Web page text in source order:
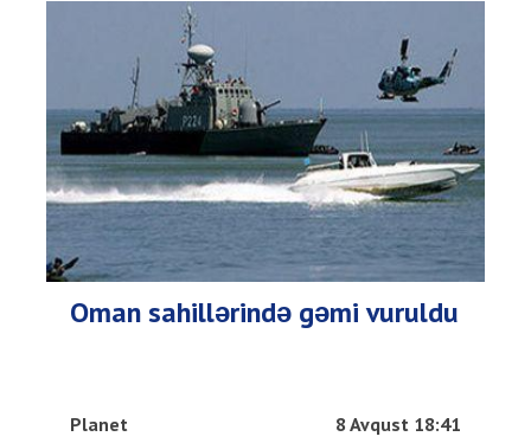
Oman sahillərində gəmi vuruldu
Planet 8 Avqust 18:41